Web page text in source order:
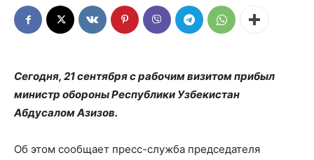
Сегодня, 21 сентября с рабочим визитом прибыл
министр обороны Республики Узбекистан
Абдусалом Азизов.
Об этом сообщает пресс-служба председателя